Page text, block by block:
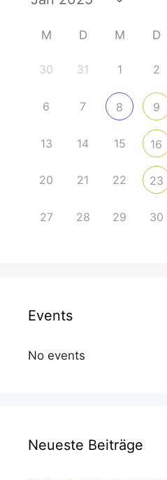
M D M D
30 31 1 2
6 7 8 9
13 14 15 16
20 21 22 23
27 28 29 30
Events
No events
Neueste Beiträge